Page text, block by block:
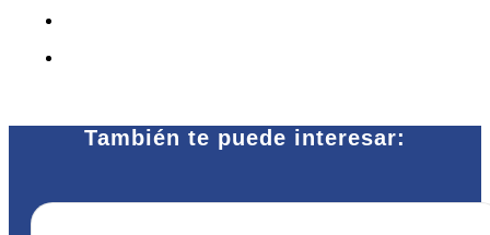
También te puede interesar: